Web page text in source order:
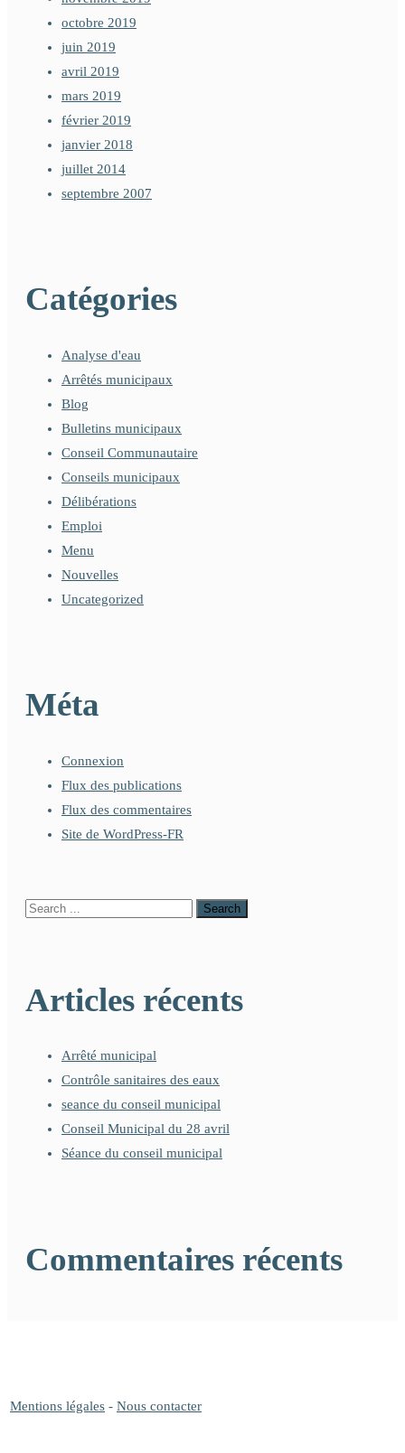
octobre 2019
juin 2019
avril 2019
mars 2019
février 2019
janvier 2018
juillet 2014
septembre 2007
Catégories
Analyse d'eau
Arrêtés municipaux
Blog
Bulletins municipaux
Conseil Communautaire
Conseils municipaux
Délibérations
Emploi
Menu
Nouvelles
Uncategorized
Méta
Connexion
Flux des publications
Flux des commentaires
Site de WordPress-FR
Articles récents
Arrêté municipal
Contrôle sanitaires des eaux
seance du conseil municipal
Conseil Municipal du 28 avril
Séance du conseil municipal
Commentaires récents
Mentions légales - Nous contacter